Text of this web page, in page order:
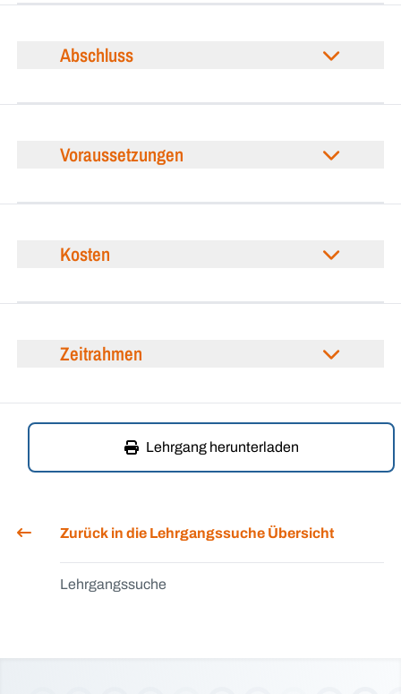
Abschluss
Voraussetzungen
Kosten
Zeitrahmen
Lehrgang herunterladen
Zurück in die Lehrgangssuche Übersicht
Lehrgangssuche